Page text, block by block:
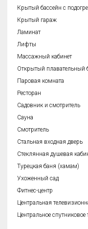
Крытый бассейн с
Крытый гараж
Ламинат
Лифты
Массажный кабинет
Открытый плавательный
Паровая комната
Ресторан
Садовник и смотритель
Сауна
Смотритель
Стальная входная дверь
Стеклянная душевая
Турецкая баня (хамам)
Ухоженный сад
Фитнес-центр
Центральная
Центральное спутниковое